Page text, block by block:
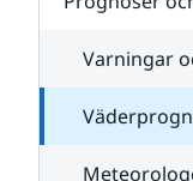
Varningar